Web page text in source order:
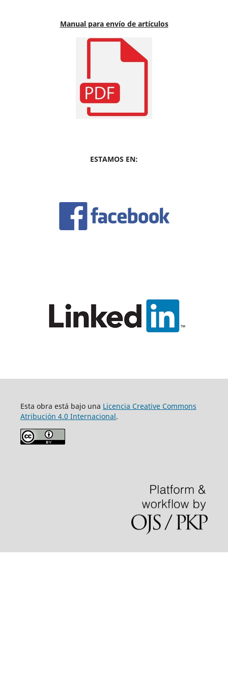
Manual para envío de artículos
ESTAMOS EN:
Esta obra está bajo una Licencia Creative Commons
Atribución 4.0 Internacional.